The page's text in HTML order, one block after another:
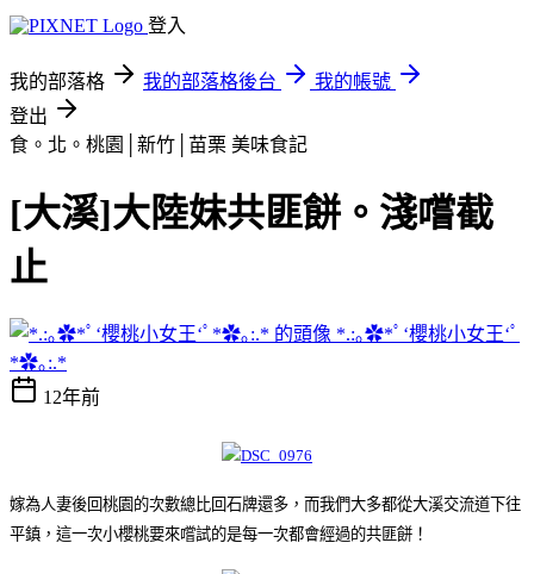
登入
我的部落格 我的部落格後台
我的帳號
登出
食。北。桃園│新竹│苗栗 美味食記
[大溪]大陸妹共匪餅。淺嚐截
止
*.:｡✿*ﾟ‘櫻桃小女王‘ﾟ
*✿｡:.*
12年前
嫁為人妻後回桃園的次數總比回石牌還多，而我們大多都從大溪交流道下往
平鎮，這一次小櫻桃要來嚐試的是每一次都會經過的共匪餅！